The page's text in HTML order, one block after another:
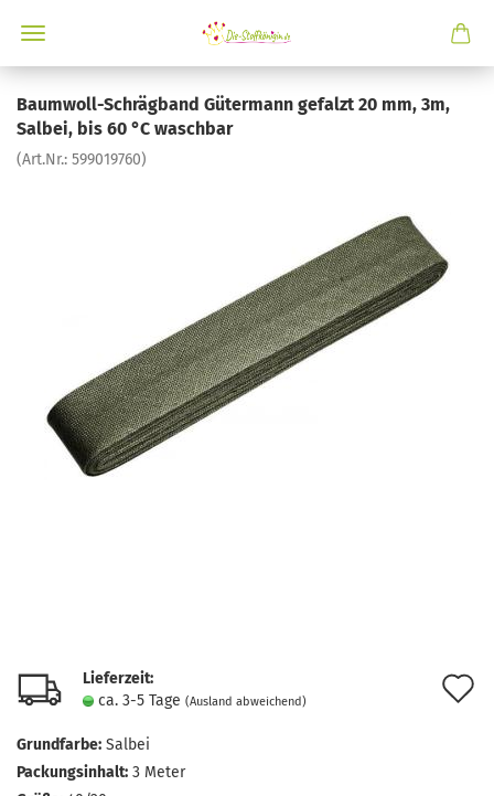
Baumwoll-Schrägband Gütermann gefalzt 20 mm, 3m,
Salbei, bis 60 °C waschbar
(Art.Nr.: 599019760)
Lieferzeit:
ca. 3-5 Tage (Ausland abweichend)
Grundfarbe: Salbei
Packungsinhalt: 3 Meter